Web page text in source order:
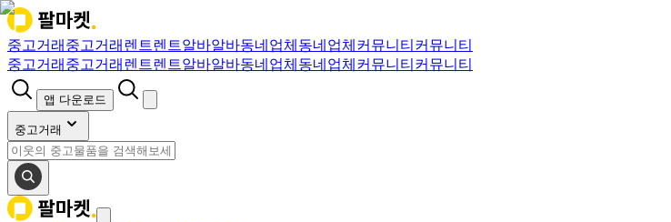
중고거래 중고거래 렌트렌트알바알바동네업체 동네업체 커뮤니티 커뮤니티
중고거래 중고거래 렌트렌트알바알바동네업체 동네업체 커뮤니티 커뮤니티
앱 다운로드
중고거래